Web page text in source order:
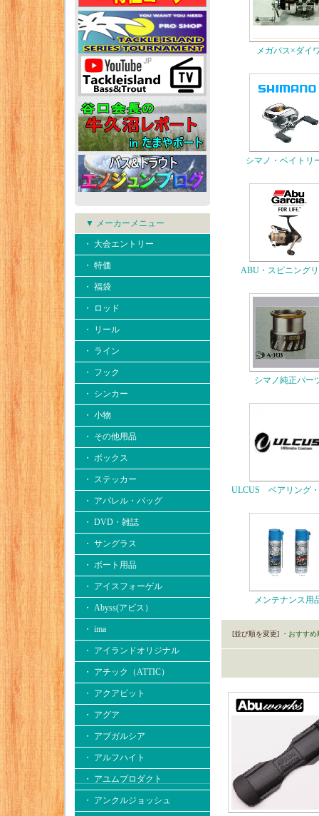
▼ メーカーメニュー
・ 大会エントリー
・ 特価
・ 福袋
・ ロッド
・ リール
・ ライン
・ フック
・ シンカー
・ 小物
・ その他用品
・ ボックス
・ ステッカー
・ アパレル・バッグ
・ DVD・雑誌
・ サングラス
・ ボート用品
・ アイスフォーゲル
・ Abyss(アビス）
・ ima
・ アイランドオリジナル
・ アチック（ATTIC）
・ アクアビット
・ アグア
・ アブガルシア
・ アルフハイト
・ アユムプロダクト
・ アンクルジョッシュ
メガバス×ダイ
シマノ・ベイトリ
ABU・スピニング
シマノ純正パー
ULCUS ベアリング
メンテナンス用
[並び順を変更] ・おすすめ